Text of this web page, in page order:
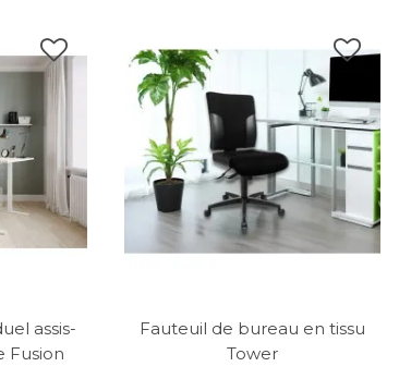
assis-
Fusion
Fauteuil de bureau en tissu
Tower